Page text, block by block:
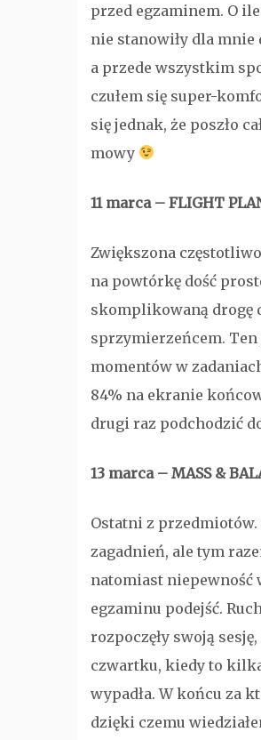
przed egzaminem. O
nie stanowiły dla
a przede wszystkim
czułem się super-
się jednak, że poszło
mowy
11 marca – FLIGHT
Zwiększona
na powtórkę dość
skomplikowaną drogę
sprzymierzeńcem.
momentów w
84% na ekranie
drugi raz podchodzić
13 marca – MASS &
Ostatni z
zagadnień, ale tym
natomiast niepewność
egzaminu podejść.
rozpoczęły swoją
czwartku, kiedy to
wypadła. W końcu za
dzięki czemu